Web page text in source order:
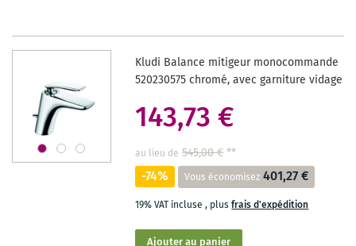
SOUHAITS
Kludi Balance mitigeur monocommande
520230575 chromé, avec garniture vidage
143,73 €
au lieu de 545,00 €**
-74% Vous économisez 401,27 €
19% VAT incluse, plusfrais d'expédition
Ajouter au panier